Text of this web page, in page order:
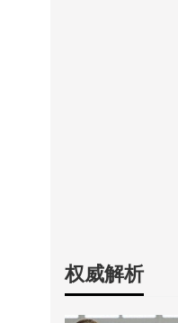
权威解析